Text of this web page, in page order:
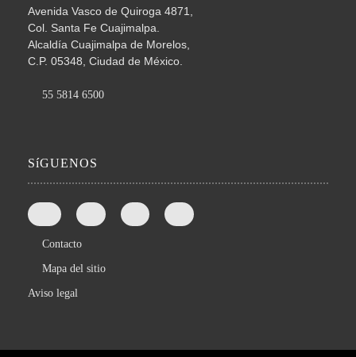
Avenida Vasco de Quiroga 4871,
Col. Santa Fe Cuajimalpa.
Alcaldía Cuajimalpa de Morelos,
C.P. 05348, Ciudad de México.
55 5814 6500
SíGUENOS
Contacto
Mapa del sitio
Aviso legal